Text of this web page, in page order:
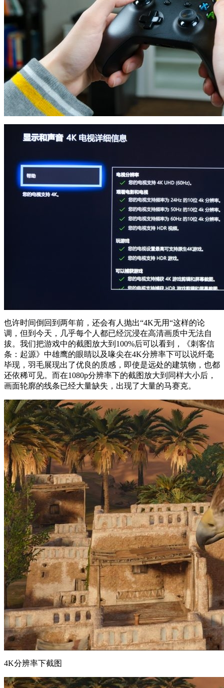
也许时间倒回到两年前，还会有人抛出“4K无用“这样的论
调，但到今天，几乎每个人都已经沉浸在高清画质中无法自
拔。我们把游戏中的截图放大到100%后可以看到，《刺客信
条：起源》中雄鹰的眼睛以及喙尖在4K分辨率下可以说纤毫
毕现，羽毛展现出了优良的质感，即使是远处的建筑物，也都
还依稀可见。而在1080p分辨率下的截图放大到同样大小后，
画面轮廓的线条已经大量缺失，出现了大量的马赛克。
4K分辨率下截图